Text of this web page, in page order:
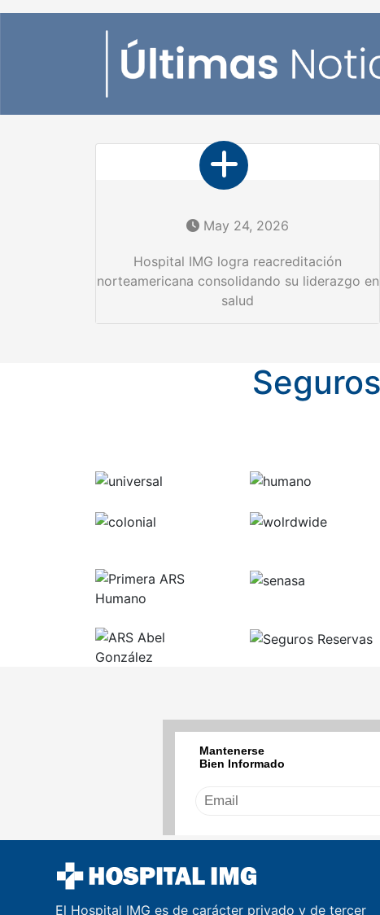
May 24, 2026
Hospital IMG logra reacreditación
norteamericana consolidando su liderazgo en
salud
El Hospital IMG es de carácter privado y de tercer